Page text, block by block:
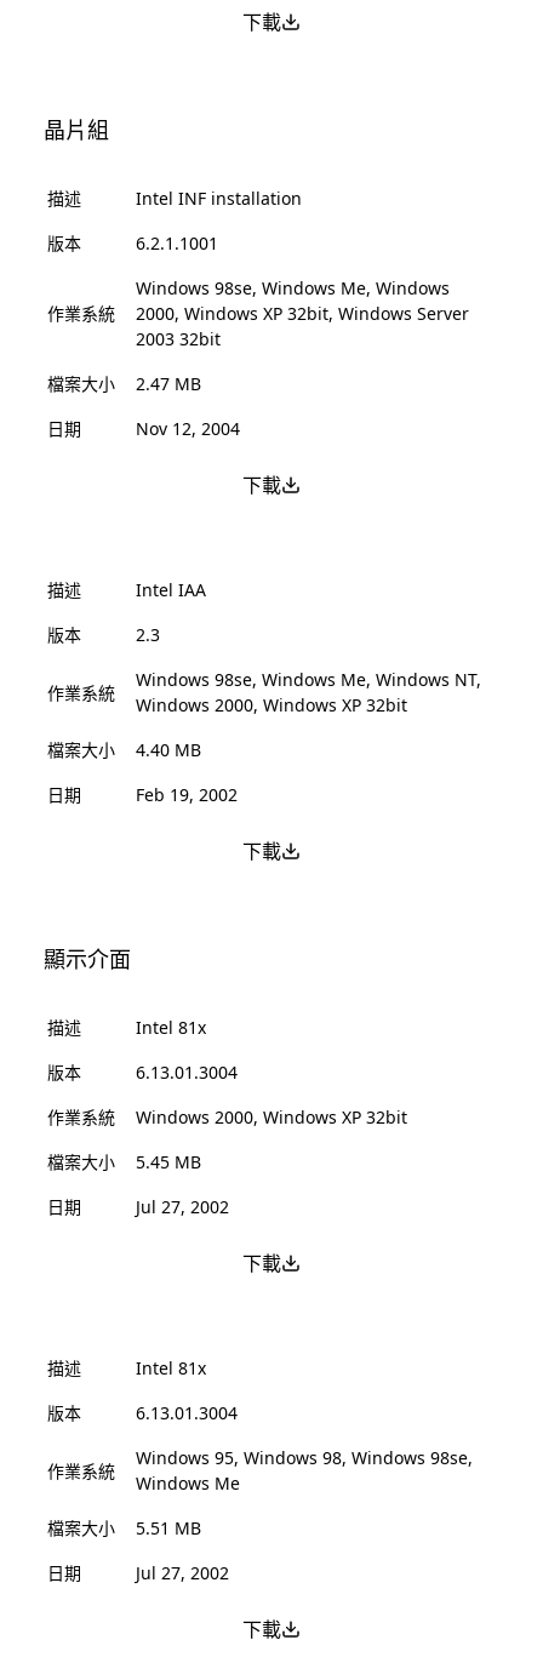
下載
晶片組
描述
Intel INF installation
版本
6.2.1.1001
作業系統
Windows 98se, Windows Me, Windows
2000, Windows XP 32bit, Windows Server
2003 32bit
檔案大小
2.47 MB
日期
Nov 12, 2004
下載
描述
Intel IAA
版本
2.3
作業系統
Windows 98se, Windows Me, Windows NT,
Windows 2000, Windows XP 32bit
檔案大小
4.40 MB
日期
Feb 19, 2002
下載
顯示介面
描述
Intel 81x
版本
6.13.01.3004
作業系統
Windows 2000, Windows XP 32bit
檔案大小
5.45 MB
日期
Jul 27, 2002
下載
描述
Intel 81x
版本
6.13.01.3004
作業系統
Windows 95, Windows 98, Windows 98se,
Windows Me
檔案大小
5.51 MB
日期
Jul 27, 2002
下載